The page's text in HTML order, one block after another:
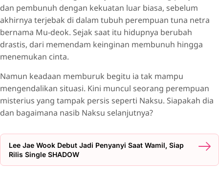
dan pembunuh dengan kekuatan luar biasa, sebelum
akhirnya terjebak di dalam tubuh perempuan tuna netra
bernama Mu-deok. Sejak saat itu hidupnya berubah
drastis, dari memendam keinginan membunuh hingga
menemukan cinta.
Namun keadaan memburuk begitu ia tak mampu
mengendalikan situasi. Kini muncul seorang perempuan
misterius yang tampak persis seperti Naksu. Siapakah dia
dan bagaimana nasib Naksu selanjutnya?
Lee Jae Wook Debut Jadi Penyanyi Saat Wamil, Siap
Rilis Single SHADOW